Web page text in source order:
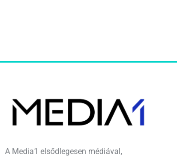
A Media1 elsődlegesen médiával,